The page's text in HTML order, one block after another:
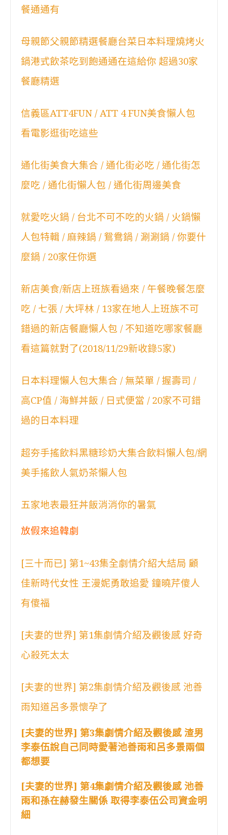
餐通通有
母親節父親節精選餐廳台菜日本料理燒烤火
鍋港式飲茶吃到飽通通在這給你 超過30家
餐廳精選
信義區ATT4FUN / ATT 4 FUN美食懶人包
看電影逛街吃這些
通化街美食大集合 / 通化街必吃 / 通化街怎
麼吃 / 通化街懶人包 / 通化街周邊美食
就愛吃火鍋 / 台北不可不吃的火鍋 / 火鍋懶
人包特輯 / 麻辣鍋 / 鴛鴦鍋 / 涮涮鍋 / 你要什
麼鍋 / 20家任你選
新店美食/新店上班族看過來 / 午餐晚餐怎麼
吃 / 七張 / 大坪林 / 13家在地人上班族不可
錯過的新店餐廳懶人包 / 不知道吃哪家餐廳
看這篇就對了(2018/11/29新收錄5家)
日本料理懶人包大集合 / 無菜單 / 握壽司 /
高CP值 / 海鮮丼飯 / 日式便當 / 20家不可錯
過的日本料理
超夯手搖飲料黑糖珍奶大集合飲料懶人包/網
美手搖飲人氣奶茶懶人包
五家地表最狂丼飯消消你的暑氣
放假來追韓劇
[三十而已] 第1~43集全劇情介紹大結局 顧
佳新時代女性 王漫妮勇敢追愛 鐘曉芹傻人
有傻福
[夫妻的世界] 第1集劇情介紹及觀後感 好奇
心殺死太太
[夫妻的世界] 第2集劇情介紹及觀後感 池善
雨知道呂多景懷孕了
[夫妻的世界] 第3集劇情介紹及觀後感 渣男
李泰伍說自己同時愛著池善雨和呂多景兩個
都想要
[夫妻的世界] 第4集劇情介紹及觀後感 池善
雨和孫在赫發生關係 取得李泰伍公司資金明
細